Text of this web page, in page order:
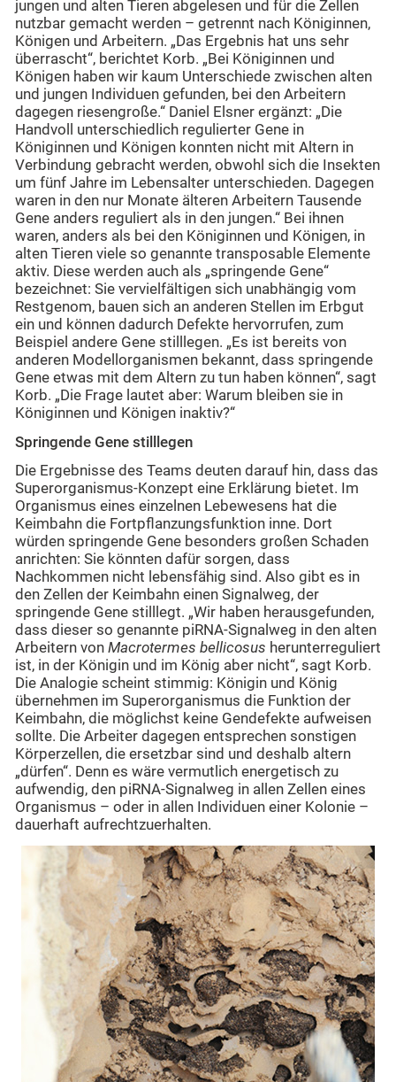
jungen und alten Tieren abgelesen und für die Zellen
nutzbar gemacht werden – getrennt nach Königinnen,
Königen und Arbeitern. „Das Ergebnis hat uns sehr
überrascht“, berichtet Korb. „Bei Königinnen und
Königen haben wir kaum Unterschiede zwischen alten
und jungen Individuen gefunden, bei den Arbeitern
dagegen riesengroße.“ Daniel Elsner ergänzt: „Die
Handvoll unterschiedlich regulierter Gene in
Königinnen und Königen konnten nicht mit Altern in
Verbindung gebracht werden, obwohl sich die Insekten
um fünf Jahre im Lebensalter unterschieden. Dagegen
waren in den nur Monate älteren Arbeitern Tausende
Gene anders reguliert als in den jungen.“ Bei ihnen
waren, anders als bei den Königinnen und Königen, in
alten Tieren viele so genannte transposable Elemente
aktiv. Diese werden auch als „springende Gene“
bezeichnet: Sie vervielfältigen sich unabhängig vom
Restgenom, bauen sich an anderen Stellen im Erbgut
ein und können dadurch Defekte hervorrufen, zum
Beispiel andere Gene stilllegen. „Es ist bereits von
anderen Modellorganismen bekannt, dass springende
Gene etwas mit dem Altern zu tun haben können“, sagt
Korb. „Die Frage lautet aber: Warum bleiben sie in
Königinnen und Königen inaktiv?“
Springende Gene stilllegen
Die Ergebnisse des Teams deuten darauf hin, dass das
Superorganismus-Konzept eine Erklärung bietet. Im
Organismus eines einzelnen Lebewesens hat die
Keimbahn die Fortpflanzungsfunktion inne. Dort
würden springende Gene besonders großen Schaden
anrichten: Sie könnten dafür sorgen, dass
Nachkommen nicht lebensfähig sind. Also gibt es in
den Zellen der Keimbahn einen Signalweg, der
springende Gene stilllegt. „Wir haben herausgefunden,
dass dieser so genannte piRNA-Signalweg in den alten
Arbeitern von Macrotermes bellicosus herunterreguliert
ist, in der Königin und im König aber nicht“, sagt Korb.
Die Analogie scheint stimmig: Königin und König
übernehmen im Superorganismus die Funktion der
Keimbahn, die möglichst keine Gendefekte aufweisen
sollte. Die Arbeiter dagegen entsprechen sonstigen
Körperzellen, die ersetzbar sind und deshalb altern
„dürfen“. Denn es wäre vermutlich energetisch zu
aufwendig, den piRNA-Signalweg in allen Zellen eines
Organismus – oder in allen Individuen einer Kolonie –
dauerhaft aufrechtzuerhalten.